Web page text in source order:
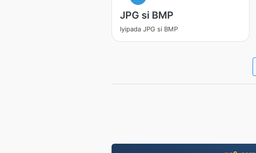
JPG si BMP
Iyipada JPG si BMP